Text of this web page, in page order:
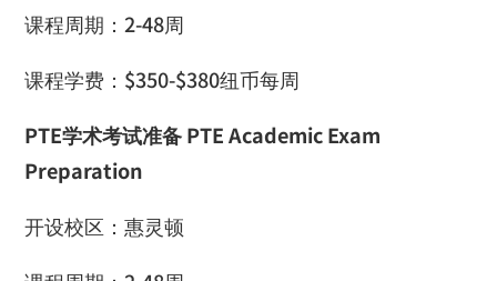
课程周期： 2-48周
课程学费： $350-$380纽币每周
PTE学术考试准备PTE Academic Exam
Preparation
开设校区：惠灵顿